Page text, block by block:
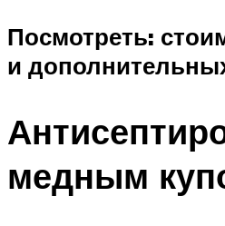
Посмотреть:
и
медным